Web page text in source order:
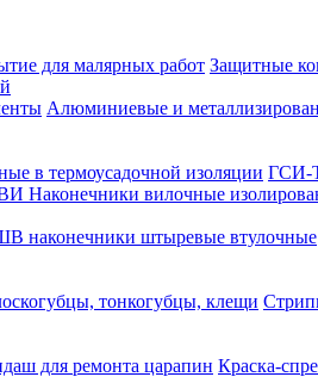
для малярных работ Защитные
Алюминиевые и
в термоусадочной изоляции ГСИ-
Наконечники вилочные
наконечники штыревые втулочные
тонкогубцы, клещи
для ремонта царапин Краска-